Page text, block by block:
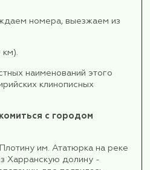
100 км в пути .
древней Анатолии.
город,
и самой большой реки
(один из старейших
всю удивительную
каменным домам и